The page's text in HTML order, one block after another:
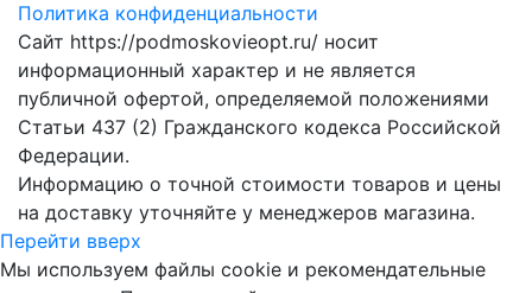
Политика конфиденциальности
Сайт https://podmoskovieopt.ru/ носит
информационный характер и не является
публичной офертой, определяемой положениями
Статьи 437 (2) Гражданского кодекса Российской
Федерации.
Информацию о точной стоимости товаров и цены
на доставку уточняйте у менеджеров магазина.
Перейти вверх
Мы используем файлы cookie и рекомендательные